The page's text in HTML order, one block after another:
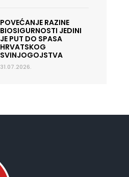
POVEĆANJE RAZINE
BIOSIGURNOSTI JEDINI
JE PUT DO SPASA
HRVATSKOG
SVINJOGOJSTVA
31.07.2026.